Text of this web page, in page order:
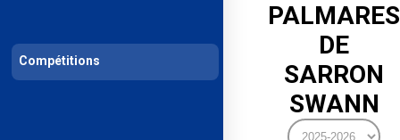
PALMARES
DE
SARRON
SWANN
Compétitions